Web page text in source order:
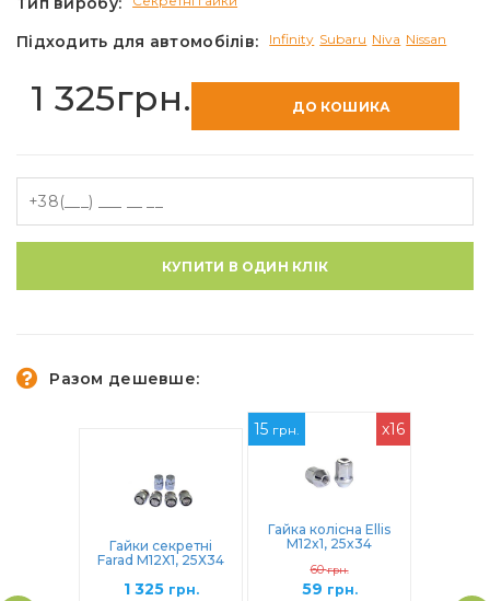
Підходить для автомобілів: Infinity Subaru Niva Nissan
1 325грн. ДО КОШИКА
КУПИТИ В ОДИН КЛІК
Разом дешевше:
Гайки секретні
Farad М12Х1, 25Х34
(DN215/D12/D)
1 325 грн.
15 грн.
Гайка колісна Ellis
M12x1, 25x34
60грн.
59 грн.
x16